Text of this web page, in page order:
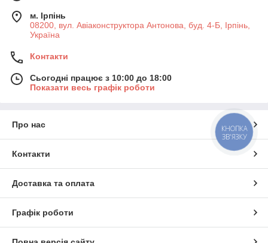
м. Ірпінь
08200, вул. Авіаконструктора Антонова, буд. 4-Б, Ірпінь,
Україна
Контакти
Сьогодні працює з 10:00 до 18:00
Показати весь графік роботи
Про нас
Контакти
Доставка та оплата
Графік роботи
КНОПКА
ЗВ'ЯЗКУ